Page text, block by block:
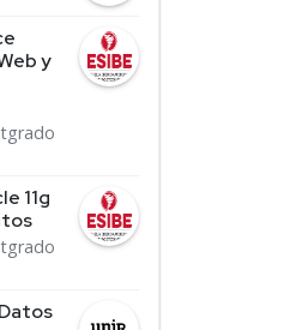
y
11g